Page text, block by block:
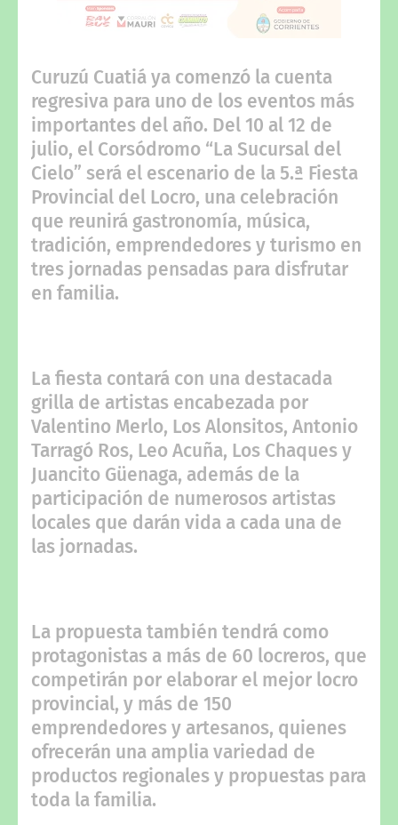
Curuzú Cuatiá ya comenzó la cuenta
regresiva para uno de los eventos más
importantes del año. Del 10 al 12 de
julio, el Corsódromo “La Sucursal del
Cielo” será el escenario de la 5.ª Fiesta
Provincial del Locro, una celebración
que reunirá gastronomía, música,
tradición, emprendedores y turismo en
tres jornadas pensadas para disfrutar
en familia.
La fiesta contará con una destacada
grilla de artistas encabezada por
Valentino Merlo, Los Alonsitos, Antonio
Tarragó Ros, Leo Acuña, Los Chaques y
Juancito Güenaga, además de la
participación de numerosos artistas
locales que darán vida a cada una de
las jornadas.
La propuesta también tendrá como
protagonistas a más de 60 locreros, que
competirán por elaborar el mejor locro
provincial, y más de 150
emprendedores y artesanos, quienes
ofrecerán una amplia variedad de
productos regionales y propuestas para
toda la familia.